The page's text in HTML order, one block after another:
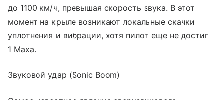
до 1100 км/ч, превышая скорость звука. В этот
момент на крыле возникают локальные скачки
уплотнения и вибрации, хотя пилот еще не достиг
1 Маха.
Звуковой удар (Sonic Boom)